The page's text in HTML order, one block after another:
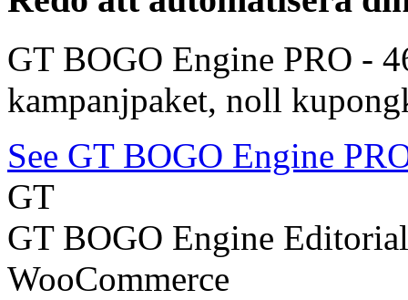
GT BOGO Engine PRO -
kampanjpaket, noll
See GT BOGO Engine
GT
GT BOGO Engine
WooCommerce